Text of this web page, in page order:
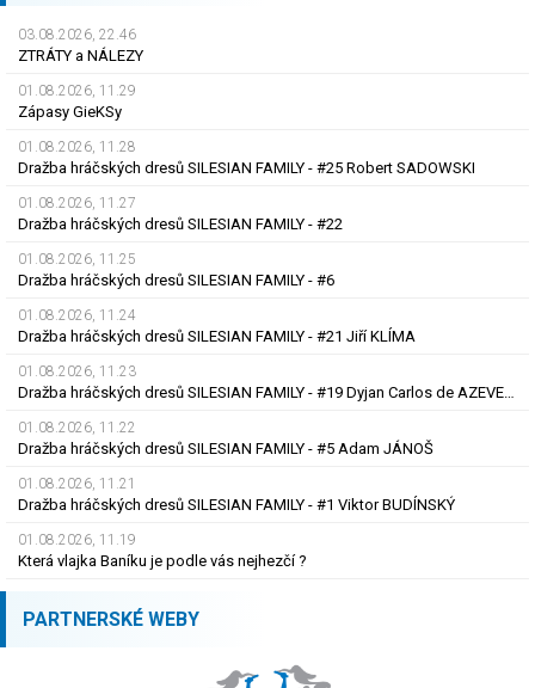
03.08.2026, 22.46
ZTRÁTY a NÁLEZY
01.08.2026, 11.29
Zápasy GieKSy
01.08.2026, 11.28
Dražba hráčských dresů SILESIAN FAMILY - #25 Robert SADOWSKI
01.08.2026, 11.27
Dražba hráčských dresů SILESIAN FAMILY - #22
01.08.2026, 11.25
Dražba hráčských dresů SILESIAN FAMILY - #6
01.08.2026, 11.24
Dražba hráčských dresů SILESIAN FAMILY - #21 Jiří KLÍMA
01.08.2026, 11.23
Dražba hráčských dresů SILESIAN FAMILY - #19 Dyjan Carlos de AZEVEDO
01.08.2026, 11.22
Dražba hráčských dresů SILESIAN FAMILY - #5 Adam JÁNOŠ
01.08.2026, 11.21
Dražba hráčských dresů SILESIAN FAMILY - #1 Viktor BUDÍNSKÝ
01.08.2026, 11.19
Která vlajka Baníku je podle vás nejhezčí ?
PARTNERSKÉ WEBY